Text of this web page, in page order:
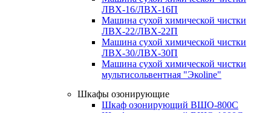
ЛВХ-16/ЛВХ-16П
Машина сухой химической чистки
ЛВХ-22/ЛВХ-22П
Машина сухой химической чистки
ЛВХ-30/ЛВХ-30П
Машина сухой химической чистки
мультисольвентная "Экоline"
Шкафы озонирующие
Шкаф озонирующий ВШО-800С